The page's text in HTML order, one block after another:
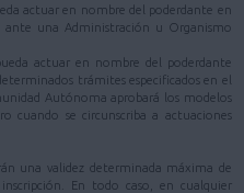
actuar en nombre del poderdante en
una Administración u Organismo
actuar en nombre del poderdante
trámites especificados en el
Autónoma aprobará los modelos
cuando se circunscriba a actuaciones
una validez determinada máxima de
En todo caso, en cualquier